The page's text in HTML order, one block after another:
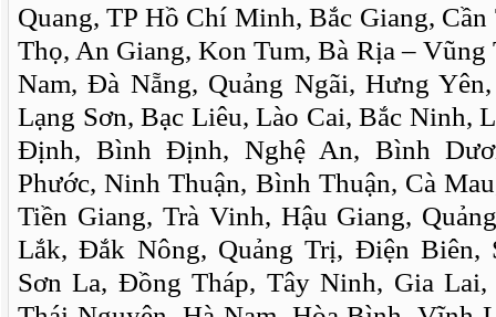
Quang, TP Hồ Chí Minh, Bắc Giang,
Thọ, An Giang, Kon Tum, Bà Rịa – Vũng
Nam, Đà Nẵng, Quảng Ngãi, Hưng
Lạng Sơn, Bạc Liêu, Lào Cai, Bắc Ninh,
Định, Bình Định, Nghệ An, Bình
Phước, Ninh Thuận, Bình Thuận, Cà
Tiền Giang, Trà Vinh, Hậu Giang,
Lắk, Đắk Nông, Quảng Trị, Điện Biên,
Sơn La, Đồng Tháp, Tây Ninh, Gia